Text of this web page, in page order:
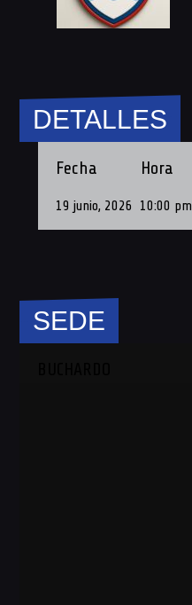
DETALLES
Fecha Hora
19 junio, 2026 10:00 pm
SEDE